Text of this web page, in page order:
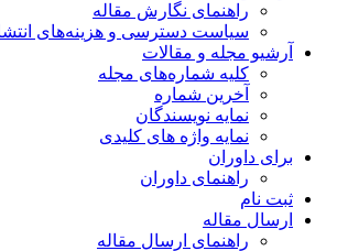
راهنمای نگارش مقاله
سیاست دسترسی و هزینه‌های انتشار
آرشیو مجله و مقالات
کلیه شماره‌های مجله
آخرین شماره
نمایه نویسندگان
نمایه واژه های کلیدی
برای داوران
راهنمای داوران
ثبت نام
ارسال مقاله
راهنمای ارسال مقاله